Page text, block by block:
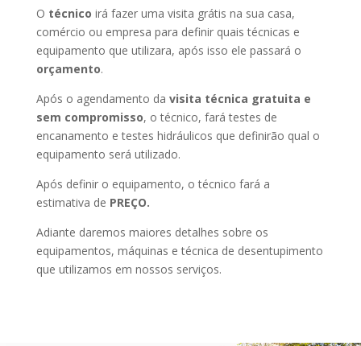
O técnico irá fazer uma visita grátis na sua casa,
comércio ou empresa para definir quais técnicas e
equipamento que utilizara, após isso ele passará o
orçamento.
Após o agendamento da visita técnica gratuita e
sem compromisso, o técnico, fará testes de
encanamento e testes hidráulicos que definirão qual o
equipamento será utilizado.
Após definir o equipamento, o técnico fará a
estimativa de PREÇO.
Adiante daremos maiores detalhes sobre os
equipamentos, máquinas e técnica de desentupimento
que utilizamos em nossos serviços.